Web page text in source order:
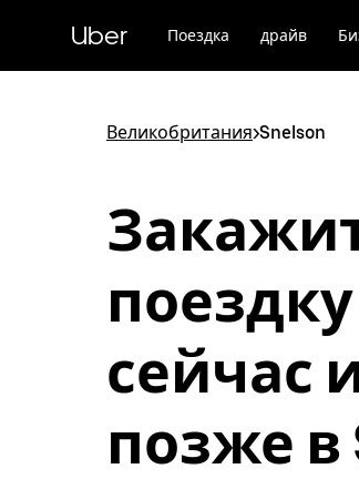
к
Uber Поездка драйв
Великобритания>Snelson
сейчас
позже в